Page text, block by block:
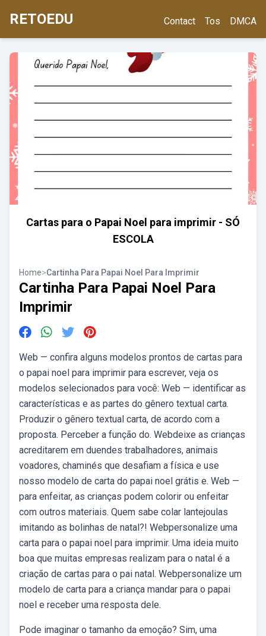
RETOEDU Contact Tos DMCA
Cartas para o Papai Noel para imprimir - SÓ
ESCOLA
Home>Cartinha Para Papai Noel Para Imprimir
Cartinha Para Papai Noel Para
Imprimir
Web — confira alguns modelos prontos de cartas para
o papai noel para imprimir para escrever, veja os
modelos selecionados para você: Web — identificar as
características e as partes do gênero textual carta.
Produzir o gênero textual carta, de acordo com a
proposta. Perceber a função do. Webdeixe as crianças
acreditarem em duendes trabalhadores, animais
voadores, chaminés que desafiam a física e use
nosso modelo de carta do papai noel grátis e. Web —
para enfeitar, as crianças podem colorir ou enfeitar
com outros materiais. Quem sabe colar lantejoulas
imitando as bolinhas de natal?! Webpersonalize uma
carta para o papai noel para imprimir. Uma ideia muito
boa que muitas empresas realizam para o natal é a
criação de cartas para o pai natal. Webpersonalize um
modelo de carta para a criança mandar para o papai
noel e receber uma resposta dele.
Pode imaginar o tamanho da emoção? Sim, uma